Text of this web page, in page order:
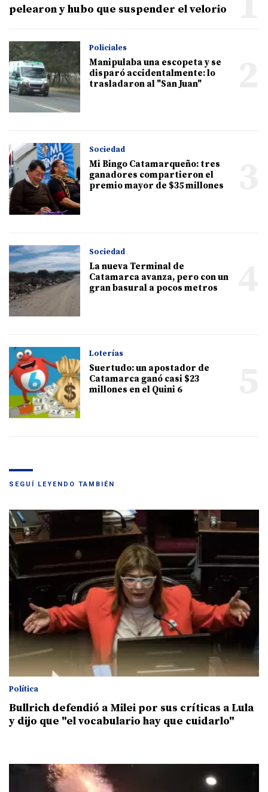
pelearon y hubo que suspender el velorio
Policiales
Manipulaba una escopeta y se
disparó accidentalmente: lo
trasladaron al "San Juan"
Sociedad
Mi Bingo Catamarqueño: tres
ganadores compartieron el
premio mayor de $35 millones
Sociedad
La nueva Terminal de
Catamarca avanza, pero con un
gran basural a pocos metros
Loterías
Suertudo: un apostador de
Catamarca ganó casi $23
millones en el Quini 6
SEGUÍ LEYENDO TAMBIÉN
Política
Bullrich defendió a Milei por sus críticas a Lula
y dijo que "el vocabulario hay que cuidarlo"